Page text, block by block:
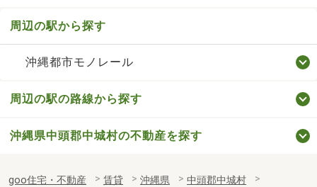
周辺の駅から探す
沖縄都市モノレール
周辺の駅の路線から探す
沖縄県中頭郡中城村の不動産を探す
goo住宅・不動産 賃貸 沖縄県
中頭郡中城村